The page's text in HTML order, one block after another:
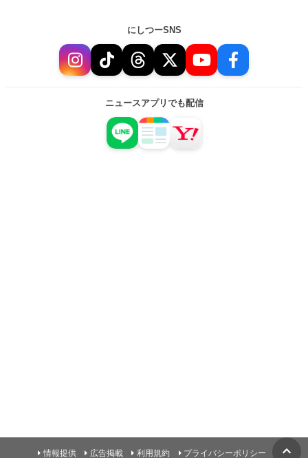
にしつーSNS
ニュースアプリでも配信
情報提供 広告掲載 利用規約 プライバシーポリシー